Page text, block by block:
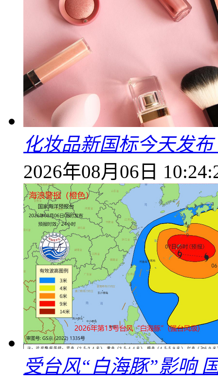
化妆品新国标今天发
2026年08月06日
受台风“白海豚”影响